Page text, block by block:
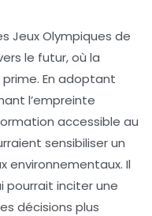
Jeux Olympiques de
le futur, où la
En adoptant
l’empreinte
accessible au
sensibiliser un
environnementaux. Il
pourrait inciter une
décisions plus